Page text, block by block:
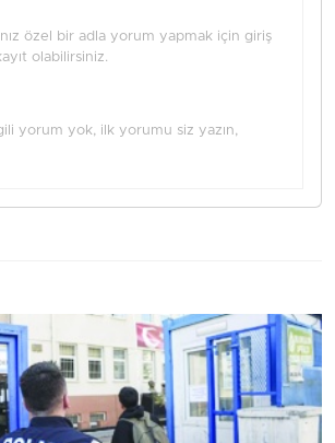
özel bir adla yorum yapmak için giriş
olabilirsiniz.
yorum yok, ilk yorumu siz yazın,